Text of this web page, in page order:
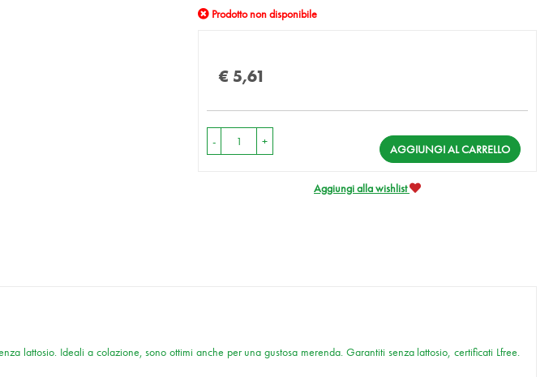
Prodotto non disponibile
€ 5,61
- +
AGGIUNGI AL CARRELLO
Aggiungi alla wishlist
lattosio. Ideali a colazione, sono ottimi anche per una gustosa merenda. Garantiti senza lattosio, certificati Lfree.